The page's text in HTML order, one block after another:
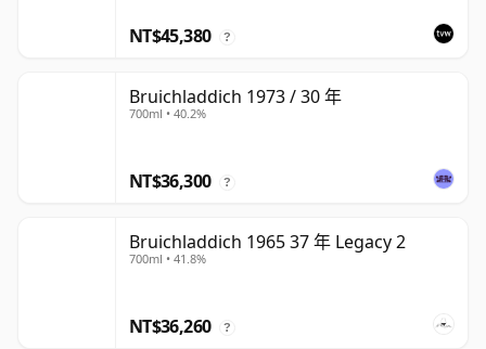
NT$45,380 ?
Bruichladdich 1973 / 30 年
700ml • 40.2%
NT$36,300 ?
Bruichladdich 1965 37 年 Legacy 2
700ml • 41.8%
NT$36,260 ?